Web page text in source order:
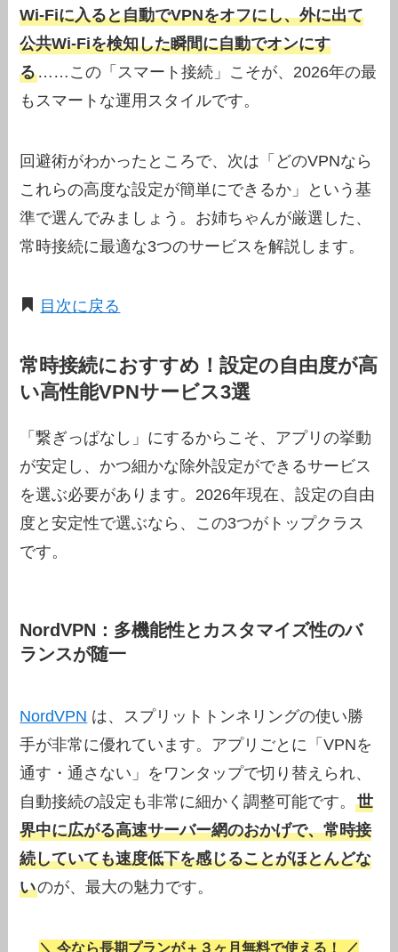
Wi-Fiに入ると自動でVPNをオフにし、外に出て
公共Wi-Fiを検知した瞬間に自動でオンにす
る……この「スマート接続」こそが、2026年の最
もスマートな運用スタイルです。
回避術がわかったところで、次は「どのVPNなら
これらの高度な設定が簡単にできるか」という基
準で選んでみましょう。お姉ちゃんが厳選した、
常時接続に最適な3つのサービスを解説します。
目次に戻る
常時接続におすすめ！設定の自由度が高
い高性能VPNサービス3選
「繋ぎっぱなし」にするからこそ、アプリの挙動
が安定し、かつ細かな除外設定ができるサービス
を選ぶ必要があります。2026年現在、設定の自由
度と安定性で選ぶなら、この3つがトップクラス
です。
NordVPN：多機能性とカスタマイズ性のバ
ランスが随一
NordVPN は、スプリットトンネリングの使い勝
手が非常に優れています。アプリごとに「VPNを
通す・通さない」をワンタップで切り替えられ、
自動接続の設定も非常に細かく調整可能です。世
界中に広がる高速サーバー網のおかげで、常時接
続していても速度低下を感じることがほとんどな
いのが、最大の魅力です。
＼ 今なら長期プランが＋３ヶ月無料で使える！ ／